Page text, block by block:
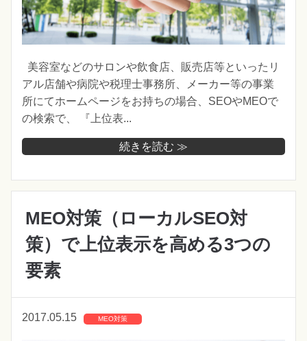
美容室などのサロンや飲食店、販売店等といったリ
アル店舗や病院や税理士事務所、メーカー等の事業
所にてホームページをお持ちの場合、SEOやMEOで
の検索で、 『上位表...
続きを読む ≫
MEO対策（ローカルSEO対
策）で上位表示を高める3つの
要素
2017.05.15 MEO対策